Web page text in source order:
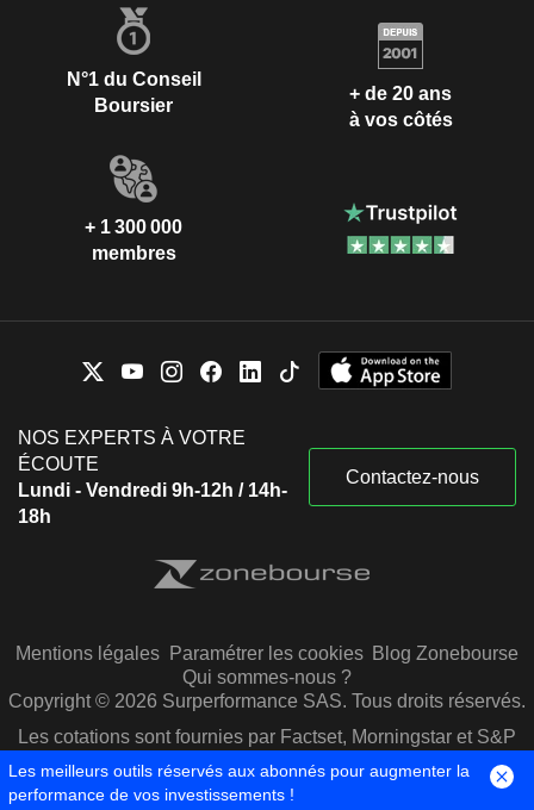
N°1 du Conseil
Boursier
+ de 20 ans
à vos côtés
+ 1 300 000
membres
NOS EXPERTS À VOTRE
ÉCOUTE
Lundi - Vendredi 9h-12h / 14h-
18h
Contactez-nous
Mentions légales Paramétrer les cookies Blog Zonebourse
Qui sommes-nous ?
Copyright © 2026 Surperformance SAS. Tous droits réservés.
Les cotations sont fournies par Factset, Morningstar et S&P
Capital IQ
Les meilleurs outils réservés aux abonnés pour augmenter la
performance de vos investissements !